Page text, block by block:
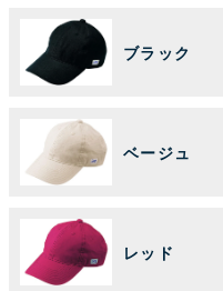
ブラック
ベージュ
レッド